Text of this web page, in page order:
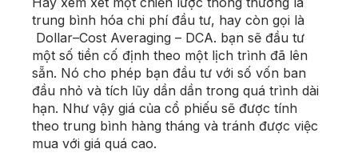
trung bình hóa chi phí đầu tư, hay còn gọi là
Dollar–Cost Averaging – DCA. bạn sẽ đầu tư
một số tiền cố định theo một lịch trình đã lên
sẵn. Nó cho phép bạn đầu tư với số vốn ban
đầu nhỏ và tích lũy dần dần trong quá trình dài
hạn. Như vậy giá của cổ phiếu sẽ được tính
theo trung bình hàng tháng và tránh được việc
mua với giá quá cao.